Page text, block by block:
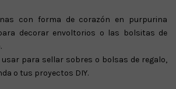
con forma de corazón en purpurina
decorar envoltorios o las bolsitas de
usar para sellar sobres o bolsas de regalo,
o tus proyectos DIY.